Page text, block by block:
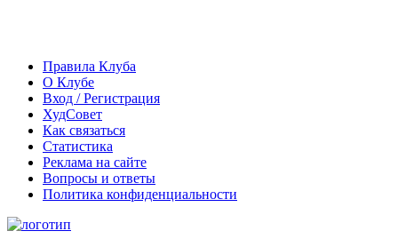
Правила Клуба
О Клубе
Вход / Регистрация
ХудСовет
Как связаться
Статистика
Реклама на сайте
Вопросы и ответы
Политика конфиденциальности